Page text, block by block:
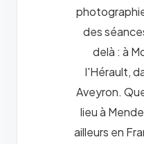
des
delà : à
l'Hérault,
Aveyron.
lieu à
ailleurs en